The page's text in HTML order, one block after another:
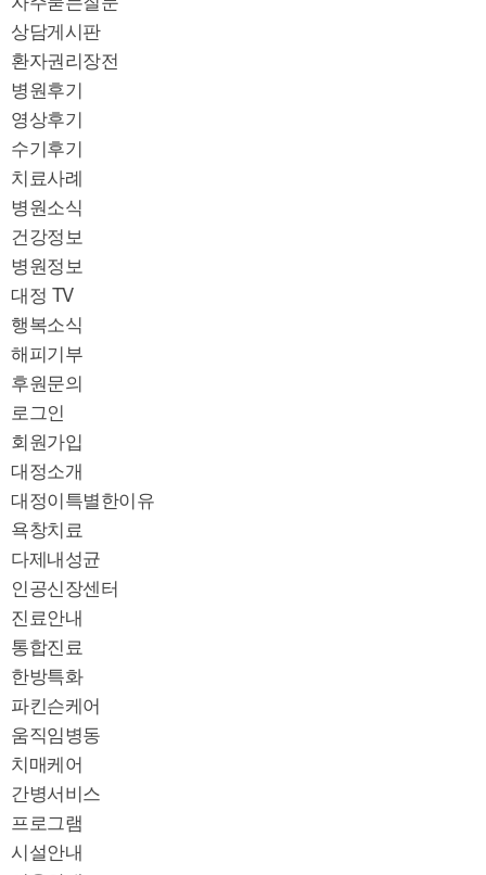
상담게시판
환자권리장전
병원후기
영상후기
수기후기
치료사례
병원소식
건강정보
병원정보
대정 TV
행복소식
해피기부
후원문의
로그인
회원가입
대정소개
대정이특별한이유
욕창치료
다제내성균
인공신장센터
진료안내
통합진료
한방특화
파킨슨케어
움직임병동
치매케어
간병서비스
프로그램
시설안내